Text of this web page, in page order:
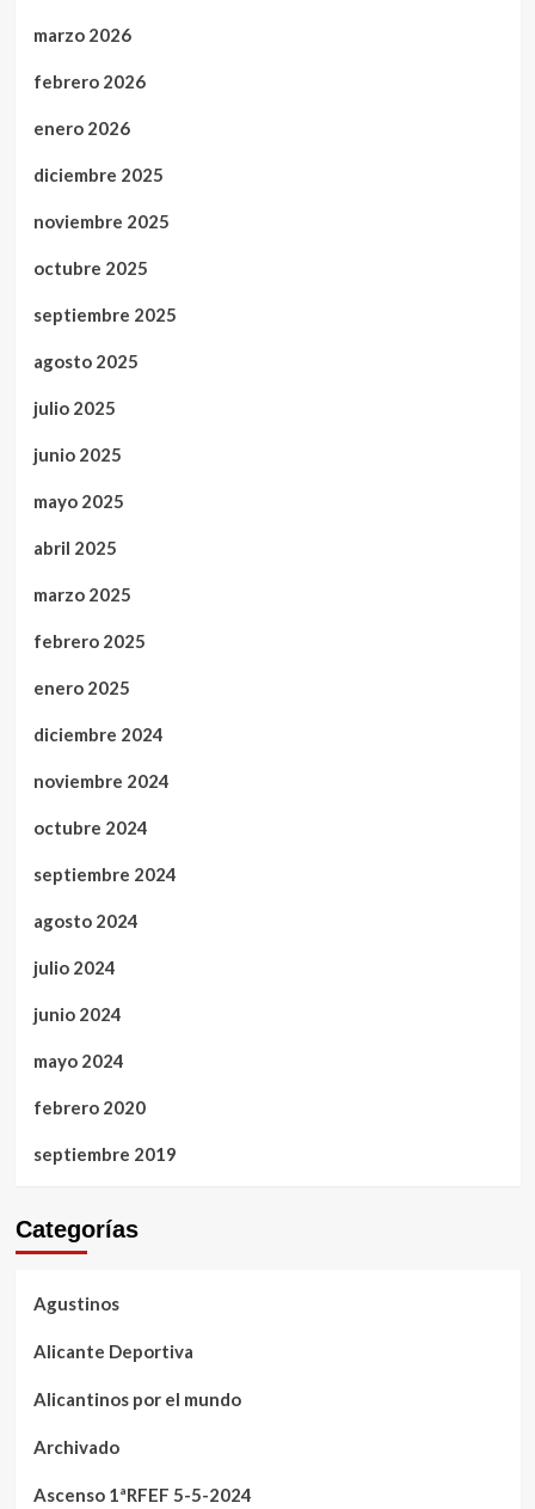
marzo 2026
febrero 2026
enero 2026
diciembre 2025
noviembre 2025
octubre 2025
septiembre 2025
agosto 2025
julio 2025
junio 2025
mayo 2025
abril 2025
marzo 2025
febrero 2025
enero 2025
diciembre 2024
noviembre 2024
octubre 2024
septiembre 2024
agosto 2024
julio 2024
junio 2024
mayo 2024
febrero 2020
septiembre 2019
Categorías
Agustinos
Alicante Deportiva
Alicantinos por el mundo
Archivado
Ascenso 1ªRFEF 5-5-2024